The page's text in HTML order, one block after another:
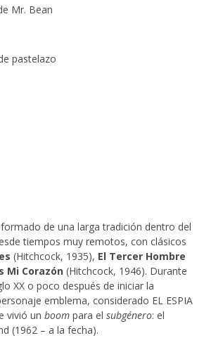
Mr. Bean
pastelazo
de una larga tradición dentro del
tiempos muy remotos, con clásicos
(Hitchcock, 1935), El Tercer Hombre
Mi Corazón (Hitchcock, 1946). Durante
XX o poco después de iniciar la
emblema, considerado EL ESPIA
vivió un boom para el subgénero: el
(1962 – a la fecha).